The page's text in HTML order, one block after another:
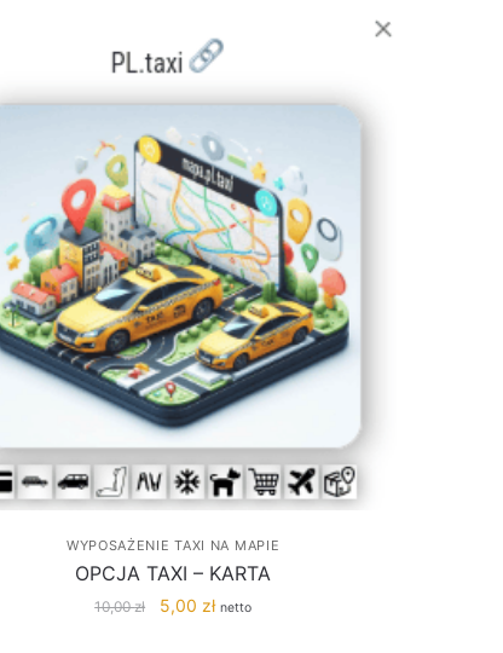
WYPOSAŻENIE TAXI NA MAPIE
OPCJA TAXI – KARTA
10,00zł
Pierwotna
5,00 złAktualna
netto